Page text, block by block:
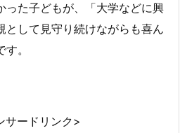
った子どもが、「大学などに興
として見守り続けながらも喜ん
。
サードリンク>